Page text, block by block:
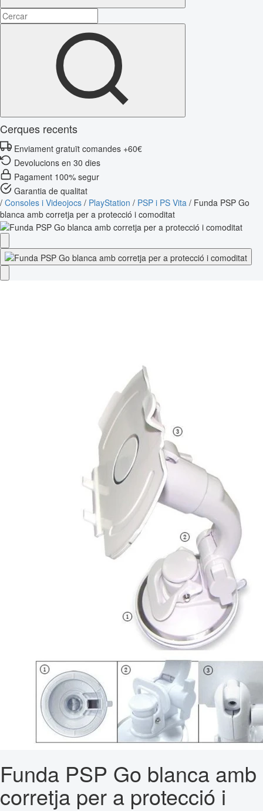
Cerques recents
Enviament gratuït comandes +60€
Devolucions en 30 dies
Pagament 100% segur
Garantia de qualitat
/ Consoles i Videojocs / PlayStation / PSP i PS Vita / Funda PSP Go
blanca amb corretja per a protecció i comoditat
Funda PSP Go blanca amb
corretja per a protecció i